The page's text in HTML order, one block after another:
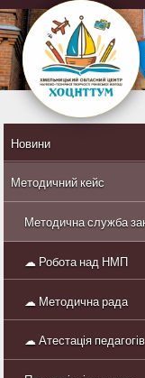
Новини
Методичний кейс
Методична служба
☁ Робота над НМП
☁ Методична рада
☁ Атестація педагогів